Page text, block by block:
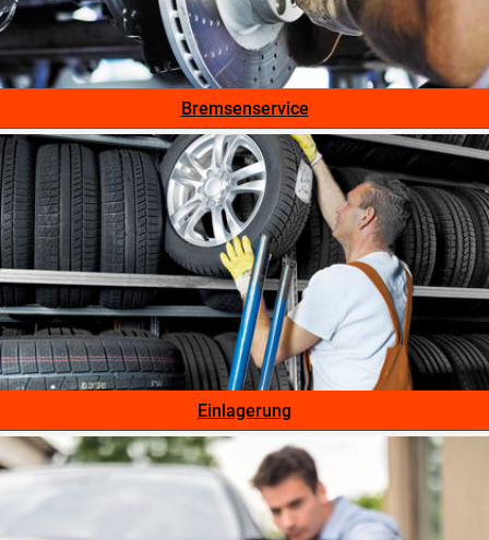
Bremsenservice
Einlagerung